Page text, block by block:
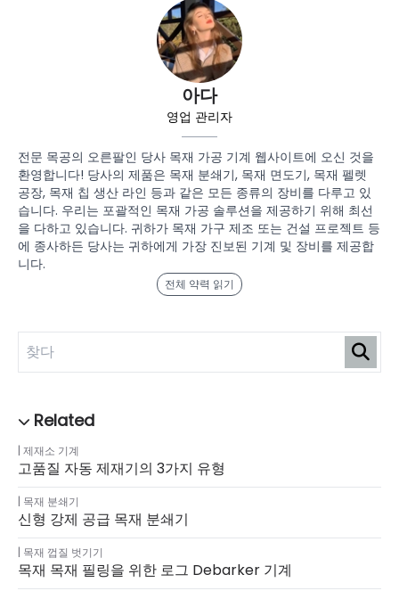
아다
영업 관리자
전문 목공의 오른팔인 당사 목재 가공 기계 웹사이트에 오신 것을
환영합니다! 당사의 제품은 목재 분쇄기, 목재 면도기, 목재 펠렛
공장, 목재 칩 생산 라인 등과 같은 모든 종류의 장비를 다루고 있
습니다. 우리는 포괄적인 목재 가공 솔루션을 제공하기 위해 최선
을 다하고 있습니다. 귀하가 목재 가구 제조 또는 건설 프로젝트 등
에 종사하든 당사는 귀하에게 가장 진보된 기계 및 장비를 제공합
니다.
전체 약력 읽기
제재소 기계
고품질 자동 제재기의 3가지 유형
목재 분쇄기
신형 강제 공급 목재 분쇄기
목재 껍질 벗기기
목재 목재 필링을 위한 로그 Debarker 기계